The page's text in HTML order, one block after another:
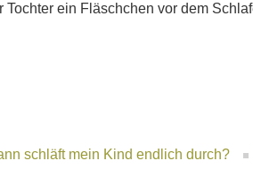
Tochter ein Fläschchen vor dem
schläft mein Kind endlich durch?